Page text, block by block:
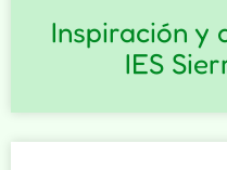
Inspiración y
IES